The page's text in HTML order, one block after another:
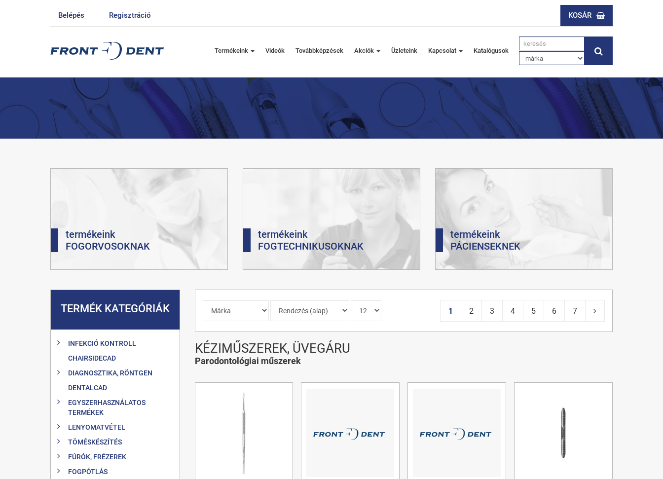
Belépés Regisztráció KOSÁR
Termékeink Videók Továbbképzések Akciók Üzleteink Kapcsolat Katalógusok
termékeink
FOGORVOSOKNAK
termékeink
FOGTECHNIKUSOKNAK
termékeink
PÁCIENSEKNEK
TERMÉK KATEGÓRIÁK
INFEKCIÓ KONTROLL
CHAIRSIDECAD
DIAGNOSZTIKA, RÖNTGEN
DENTALCAD
EGYSZERHASZNÁLATOS
TERMÉKEK
LENYOMATVÉTEL
TÖMÉSKÉSZÍTÉS
FÚRÓK, FRÉZEREK
FOGPÓTLÁS
1 2 3 4 5 6 7
KÉZIMŰSZEREK, ÜVEGÁRU
Parodontológiai műszerek